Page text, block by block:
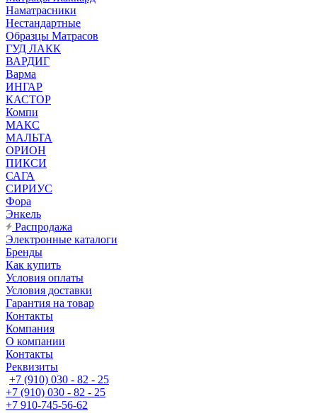
Наматрасники
Нестандартные
Образцы Матрасов
ГУД ЛАКК
ВАРДИГ
Варма
ИНГАР
КАСТОР
Компи
МАКС
МАЛЬТА
ОРИОН
ПИКСИ
САГА
СИРИУС
Фора
Энкель
Распродажа
Электронные каталоги
Бренды
Как купить
Условия оплаты
Условия доставки
Гарантия на товар
Контакты
Компания
О компании
Контакты
Реквизиты
+7 (910) 030 - 82 - 25
+7 (910) 030 - 82 - 25
+7 910-745-56-62